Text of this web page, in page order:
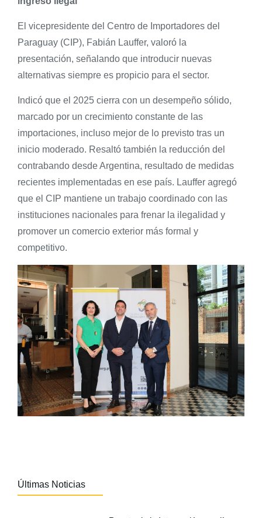
El vicepresidente del Centro de Importadores del
Paraguay (CIP), Fabián Lauffer, valoró la
presentación, señalando que introducir nuevas
alternativas siempre es propicio para el sector.
Indicó que el 2025 cierra con un desempeño sólido,
marcado por un crecimiento constante de las
importaciones, incluso mejor de lo previsto tras un
inicio moderado. Resaltó también la reducción del
contrabando desde Argentina, resultado de medidas
recientes implementadas en ese país. Lauffer agregó
que el CIP mantiene un trabajo coordinado con las
instituciones nacionales para frenar la ilegalidad y
promover un comercio exterior más formal y
competitivo.
Últimas Noticias